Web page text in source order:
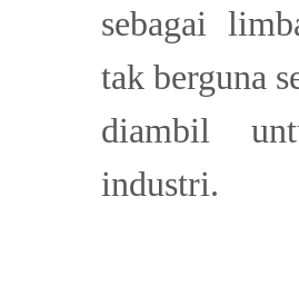
sebagai
tak berguna
diambil
industri.